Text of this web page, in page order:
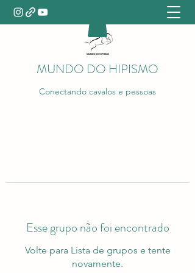
MUNDO DO HIPISMO
Conectando cavalos e pessoas
Esse grupo não foi encontrado
Volte para Lista de grupos e tente
novamente.